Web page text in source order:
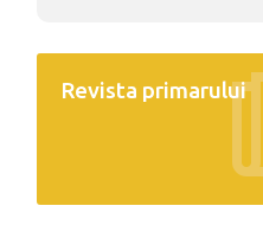
Revista primarului